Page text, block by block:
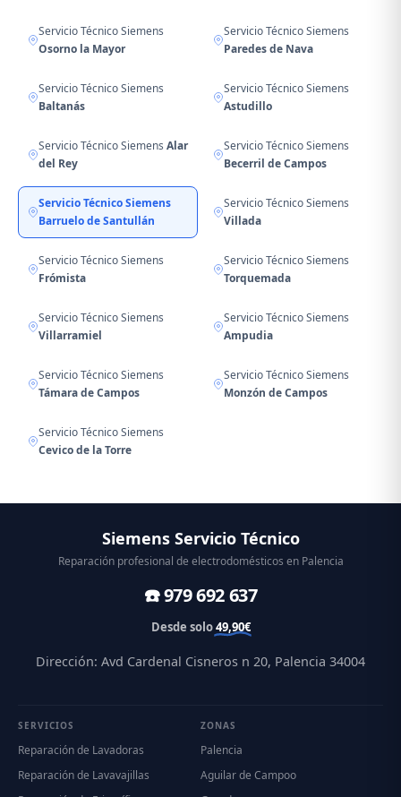
Servicio Técnico Siemens
Osorno la Mayor
Servicio Técnico Siemens
Paredes de Nava
Servicio Técnico Siemens
Baltanás
Servicio Técnico Siemens
Astudillo
Servicio Técnico Siemens Alar
del Rey
Servicio Técnico Siemens
Becerril de Campos
Servicio Técnico Siemens
Barruelo de Santullán
Servicio Técnico Siemens
Villada
Servicio Técnico Siemens
Frómista
Servicio Técnico Siemens
Torquemada
Servicio Técnico Siemens
Villarramiel
Servicio Técnico Siemens
Ampudia
Servicio Técnico Siemens
Támara de Campos
Servicio Técnico Siemens
Monzón de Campos
Servicio Técnico Siemens
Cevico de la Torre
Siemens Servicio Técnico
Reparación profesional de electrodomésticos en Palencia
☎️ 979 692 637
Desde solo49,90€
Dirección: Avd Cardenal Cisneros n 20, Palencia 34004
SERVICIOS
Reparación de Lavadoras
Reparación de Lavavajillas
ZONAS
Palencia
Aguilar de Campoo